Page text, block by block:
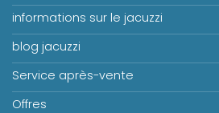
informations sur le jacuzzi
blog jacuzzi
Service après-vente
Offres